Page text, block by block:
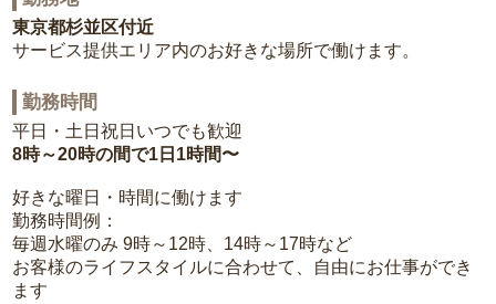
東京都杉並区付近
サービス提供エリア内のお好きな場所で働けます。
勤務時間
平日・土日祝日いつでも歓迎
8時～20時の間で1日1時間〜
好きな曜日・時間に働けます
勤務時間例：
毎週水曜のみ 9時～12時、14時～17時など
お客様のライフスタイルに合わせて、自由にお仕事ができ
ます